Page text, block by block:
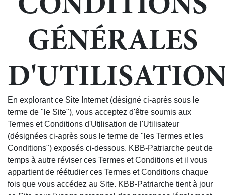
GÉNÉRALES
En explorant ce Site Internet (désigné ci-après sous le
terme de "le Site"), vous acceptez d'être soumis aux
Termes et Conditions d'Utilisation de l'Utilisateur
(désignées ci-après sous le terme de "les Termes et les
Conditions") exposés ci-dessous. KBB-Patriarche peut de
temps à autre réviser ces Termes et Conditions et il vous
appartient de réétudier ces Termes et Conditions chaque
fois que vous accédez au Site. KBB-Patriarche tient à jour